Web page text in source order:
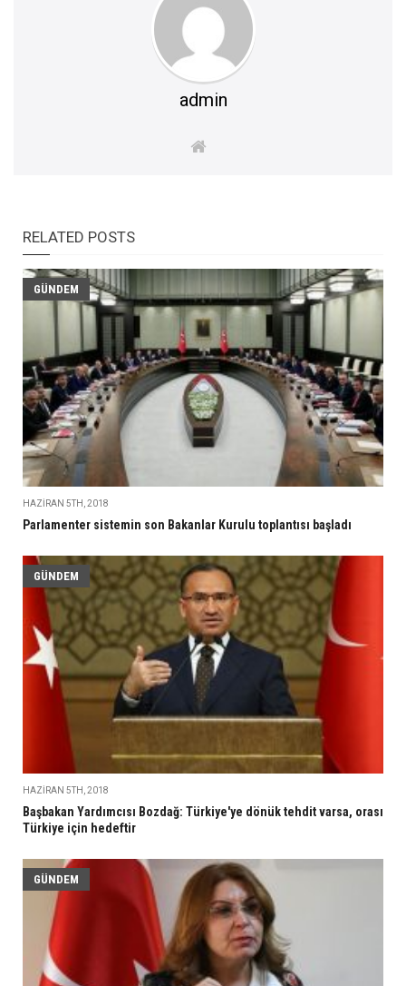
admin
RELATED POSTS
GÜNDEM
HAZIRAN 5TH, 2018
Parlamenter sistemin son Bakanlar Kurulu toplantısı başladı
GÜNDEM
HAZIRAN 5TH, 2018
Başbakan Yardımcısı Bozdağ: Türkiye'ye dönük tehdit varsa, orası
Türkiye için hedeftir
GÜNDEM